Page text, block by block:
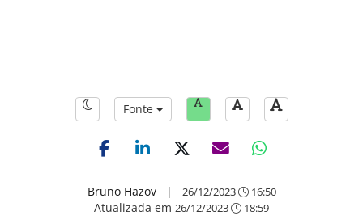
Fonte
Bruno Hazov| 26/12/2023 16:50
Atualizada em 26/12/2023 18:59